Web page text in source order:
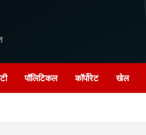
पॉलिटिकल कॉर्पोरेट खेल